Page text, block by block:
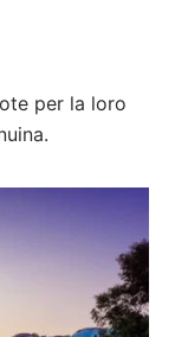
per la loro